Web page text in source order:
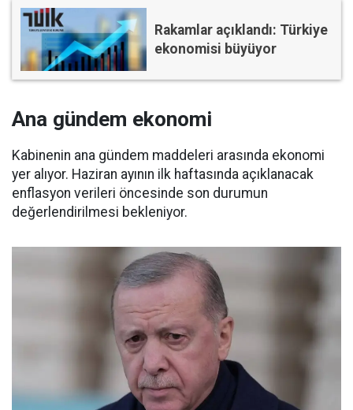
Rakamlar açıklandı: Türkiye
ekonomisi büyüyor
Ana gündem ekonomi
Kabinenin ana gündem maddeleri arasında ekonomi
yer alıyor. Haziran ayının ilk haftasında açıklanacak
enflasyon verileri öncesinde son durumun
değerlendirilmesi bekleniyor.